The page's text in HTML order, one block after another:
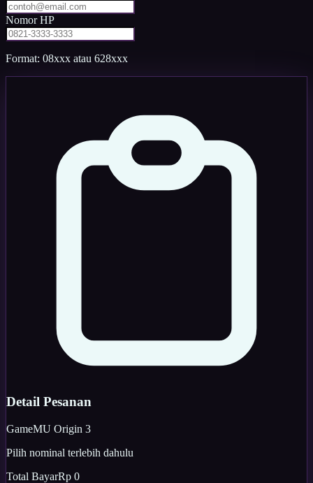
Nomor HP
Format: 08xxx atau 628xxx
Detail Pesanan
GameMU Origin 3
Pilih nominal terlebih dahulu
Total BayarRp 0